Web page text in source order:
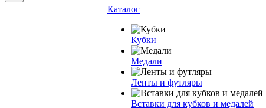
Каталог
Кубки
Медали
Ленты и футляры
Вставки для кубков и медалей